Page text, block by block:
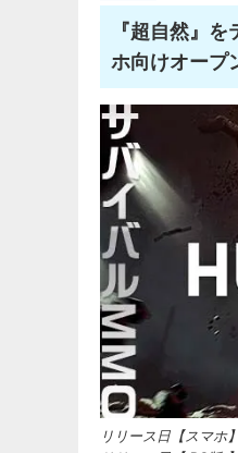
『超自然』
ホ向けオープ
リリース日【スマ